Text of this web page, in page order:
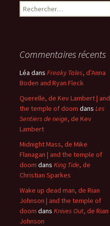
Rechercher :
Commentaires récents
Léa dans Freaky Tales, d’Anna
Boden and Ryan Fleck
Querelle, de Kev Lambert | and
the temple of doom dans Les
Sentiers de neige, de Kev
Lambert
Midnight Mass, de Mike
Flanagan | and the temple of
doom dans King Tide, de
Christian Sparkes
Wake up dead man, de Rian
Johnson | and the temple of
doom dans Knives Out, de Rian
Johnson